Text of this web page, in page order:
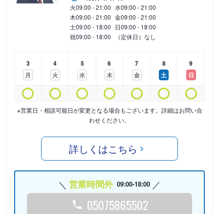
火09:00 - 21:00 水09:00 - 21:00
木09:00 - 21:00 金09:00 - 21:00
土09:00 - 18:00 日09:00 - 18:00
祝09:00 - 18:00 （定休日）なし
3
月
4
火
5
水
6
木
7
金
8
土
9
日
※営業日・相談可能日が変更となる場合もございます。詳細はお問い合
わせください。
詳しくはこちら
営業時間外 09:00-18:00
05075865502